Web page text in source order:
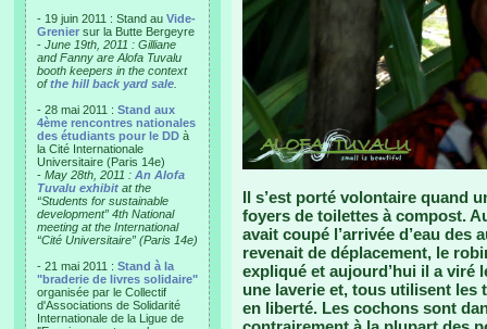
- 19 juin 2011 : Stand au Vide-
Grenier sur la Butte Bergeyre
- June 19th, 2011 : Gilliane
and Fanny are Alofa Tuvalu
booth keepers in the context
ofthe hill back yard sale
- 28 mai 2011 : Stand aux
4ème rencontres nationales
des étudiants pour le DD à
la Cité Internationale
Universitaire (Paris 14e)
- May 28th, 2011 : An Alofa
Tuvalu exhibit at the
“Students for sustainable
development” 4th National
meeting at the International
“Cité Universitaire” (Paris 14e)
- 21 mai 2011 : Stand à la
"braderie de livres solidaire"
organisée par le Collectif
d'Associations de Solidarité
Internationale de la Ligue de
Il s’est porté volontaire quand
foyers de toilettes à compost.
avait coupé l’arrivée d’eau
revenait de déplacement, le
expliqué et aujourd’hui il a viré
une laverie et, tous utilisent les
en liberté. Les cochons sont